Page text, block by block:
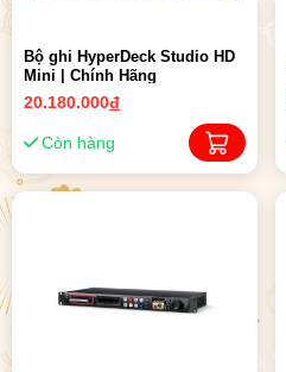
Bộ ghi HyperDeck Studio HD
Mini | Chính Hãng
20.180.000đ
Còn hàng